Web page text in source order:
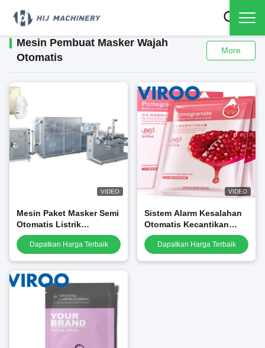
Mesin Pembuat Masker Wajah
Otomatis
More
VIDEO
Mesin Paket Masker Semi
Otomatis Listrik
Didorong Garansi Satu
TahunDapatkan Harga Terbaik
VIDEO
Sistem Alarm Kesalahan
Otomatis Kecantikan
Masker Wajah Mesin
Pemotong dan
Dapatkan Harga Terbaik